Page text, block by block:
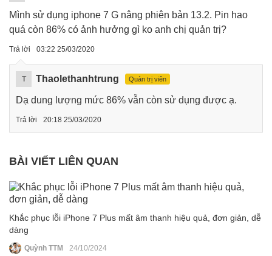
Mình sử dụng iphone 7 G nâng phiên bản 13.2. Pin hao
quá còn 86% có ảnh hưởng gì ko anh chị quản trị?
Trả lời 03:22 25/03/2020
T Thaolethanhtrung Quản trị viên
Dạ dung lượng mức 86% vẫn còn sử dụng được ạ.
Trả lời 20:18 25/03/2020
BÀI VIẾT LIÊN QUAN
Khắc phục lỗi iPhone 7 Plus mất âm thanh hiệu quả, đơn giản, dễ
dàng
Quỳnh TTM 24/10/2024